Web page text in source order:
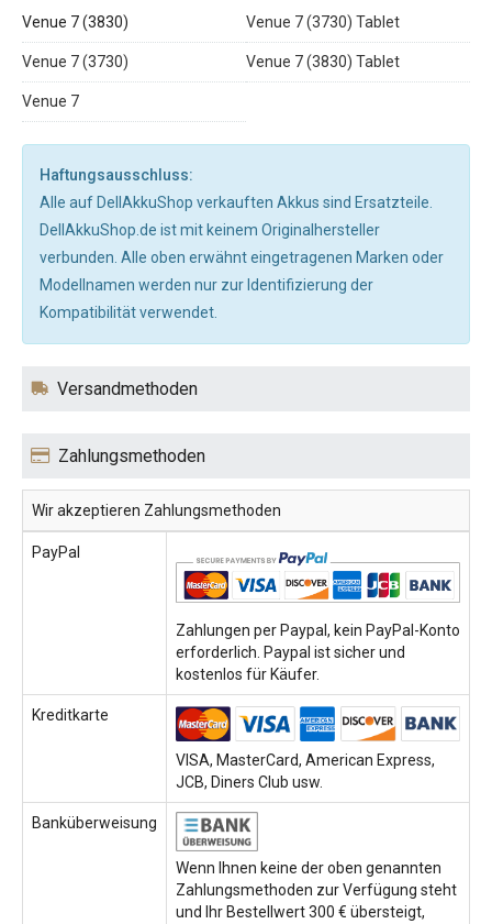
Venue 7 (3830) Venue 7 (3730) Tablet
Venue 7 (3730) Venue 7 (3830) Tablet
Venue 7
Haftungsausschluss:
Alle auf DellAkkuShop verkauften Akkus sind Ersatzteile.
DellAkkuShop.de ist mit keinem Originalhersteller
verbunden. Alle oben erwähnt eingetragenen Marken oder
Modellnamen werden nur zur Identifizierung der
Kompatibilität verwendet.
Versandmethoden
Zahlungsmethoden
Wir akzeptieren Zahlungsmethoden
PayPal
Zahlungen per Paypal, kein PayPal-Konto
erforderlich. Paypal ist sicher und
kostenlos für Käufer.
Kreditkarte
VISA, MasterCard, American Express,
JCB, Diners Club usw.
Banküberweisung
Wenn Ihnen keine der oben genannten
Zahlungsmethoden zur Verfügung steht
und Ihr Bestellwert 300 € übersteigt,